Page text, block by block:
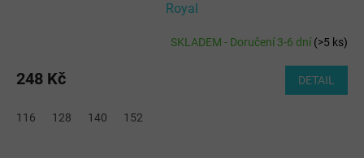
Royal
SKLADEM - Doručení 3-6 dní(>5 ks)
248 Kč DETAIL
116 128 140 152